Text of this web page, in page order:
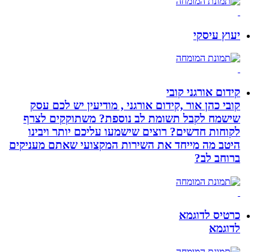
יעוץ עיסקי
קידום אורגני קובי
קובי כהן אור ,קידום אורגני , מודיעין יש לכם עסק
שישמח לקבל תשומת לב נוספת? משתוקקים לצרף
לקוחות חדשים? רוצים שישמעו עליכם יותר ויבינו
היטב מה מייחד את השירות המקצועי שאתם מעניקים
ברוחב לב?
כרטיס לדוגמא
לדוגמא